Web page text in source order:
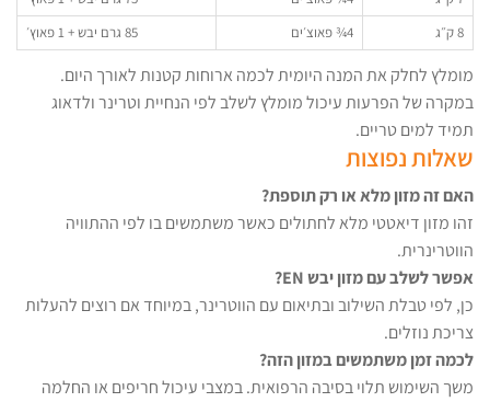
8 ק״ג
4¾ פאוצ׳ים 85 גרם יבש + 1 פאוץ׳
מומלץ לחלק את המנה היומית לכמה ארוחות קטנות לאורך היום.
במקרה של הפרעות עיכול מומלץ לשלב לפי הנחיית וטרינר ולדאוג
תמיד למים טריים.
שאלות נפוצות
האם זה מזון מלא או רק תוספת?
זהו מזון דיאטטי מלא לחתולים כאשר משתמשים בו לפי ההתוויה
הווטרינרית.
אפשר לשלב עם מזון יבש EN?
כן, לפי טבלת השילוב ובתיאום עם הווטרינר, במיוחד אם רוצים להעלות
צריכת נוזלים.
לכמה זמן משתמשים במזון הזה?
משך השימוש תלוי בסיבה הרפואית. במצבי עיכול חריפים או החלמה